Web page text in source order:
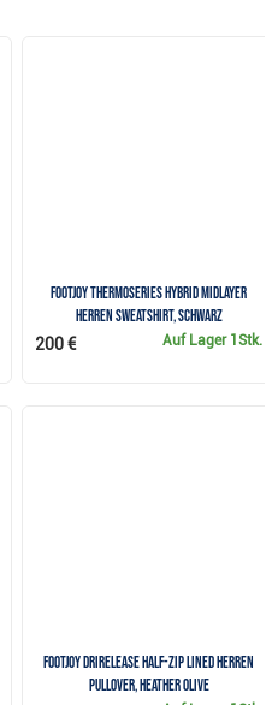
FootJoy ThermoSeries Hybrid Midlayer
Herren Sweatshirt, schwarz
Auf Lager 1Stk.
200 €
FootJoy drirelease Half-Zip Lined Herren
Pullover, heather olive